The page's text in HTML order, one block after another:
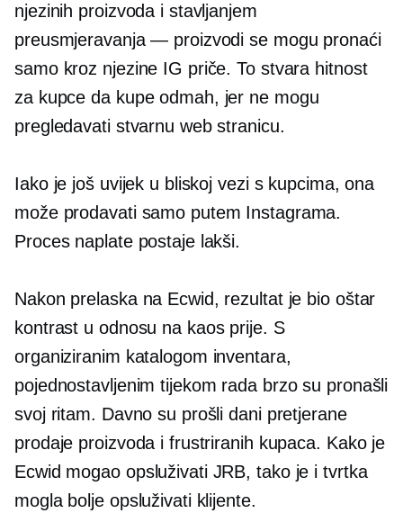
njezinih proizvoda i stavljanjem
preusmjeravanja — proizvodi se mogu pronaći
samo kroz njezine IG priče. To stvara hitnost
za kupce da kupe odmah, jer ne mogu
pregledavati stvarnu web stranicu.
Iako je još uvijek u bliskoj vezi s kupcima, ona
može prodavati samo putem Instagrama.
Proces naplate postaje lakši.
Nakon prelaska na Ecwid, rezultat je bio oštar
kontrast u odnosu na kaos prije. S
organiziranim katalogom inventara,
pojednostavljenim tijekom rada brzo su pronašli
svoj ritam. Davno su prošli dani pretjerane
prodaje proizvoda i frustriranih kupaca. Kako je
Ecwid mogao opsluživati ​​JRB, tako je i tvrtka
mogla bolje opsluživati ​​klijente.